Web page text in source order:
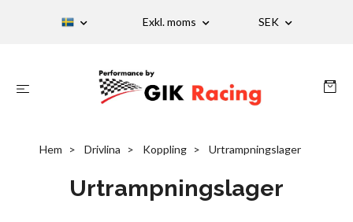
Exkl. moms SEK
Hem Drivlina Koppling Urtrampningslager
Urtrampningslager